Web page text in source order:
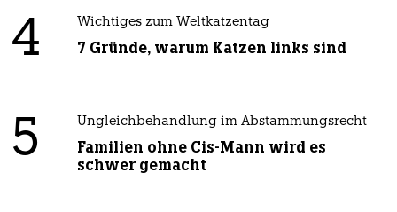
4 Wichtiges zum Weltkatzentag
7 Gründe, warum Katzen links sind
5 Ungleichbehandlung im Abstammungsrecht
Familien ohne Cis-Mann wird es
schwer gemacht